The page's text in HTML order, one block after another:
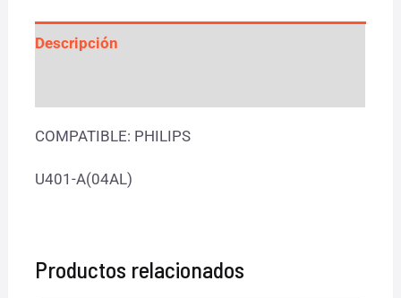
Descripción
COMPATIBLE: PHILIPS
U401-A(04AL)
Productos relacionados